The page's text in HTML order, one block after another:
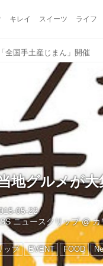
キレイ スイーツ ライフ
全国手土産じまん」開催
地グルメが
05-22
ニュースクリップ@カ
ップ EVENT FOOD